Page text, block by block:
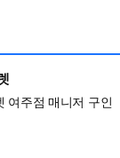
여주점 매니저 구인